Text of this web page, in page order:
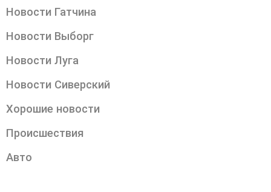
Новости Гатчина
Новости Выборг
Новости Луга
Новости Сиверский
Хорошие новости
Происшествия
Авто